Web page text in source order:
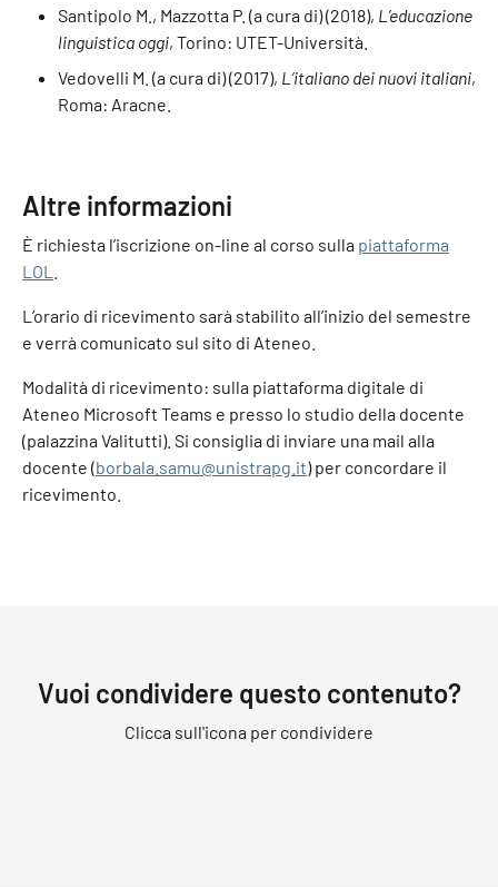
Santipolo M., Mazzotta P. (a cura di) (2018), L’educazione
linguistica oggi, Torino: UTET-Università.
Vedovelli M. (a cura di) (2017), L’italiano dei nuovi italiani,
Roma: Aracne.
Altre informazioni
È richiesta l’iscrizione on-line al corso sulla piattaforma
LOL
L’orario di ricevimento sarà stabilito all’inizio del semestre
e verrà comunicato sul sito di Ateneo.
Modalità di ricevimento: sulla piattaforma digitale di
Ateneo Microsoft Teams e presso lo studio della docente
(palazzina Valitutti). Si consiglia di inviare una mail alla
docente (borbala.samu@unistrapg.it) per concordare il
ricevimento.
Vuoi condividere questo contenuto?
Clicca sull'icona per condividere